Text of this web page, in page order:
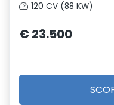
120 CV (88 KW)
€ 23.500